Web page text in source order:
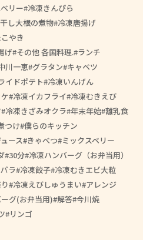
リー 冷凍きんぴら
し大根の煮物 冷凍唐揚げ
やき
げ その他 各国料理. ランチ
川一恵 グラタン キャベツ
イドポテト 冷凍いんげん
冷凍イカフライ 冷凍むきえび
冷凍きざみオクラ 年末年始 離乳食
つけ 僕らのキッチン
ース きゃべつ ミックスベリー
30分 冷凍ハンバーグ（お弁当用）
ラ 冷凍餃子 冷凍むきエビ大粒
冷凍えびしゅうまい アレンジ
グ(お弁当用) 解答 今川焼
リンゴ